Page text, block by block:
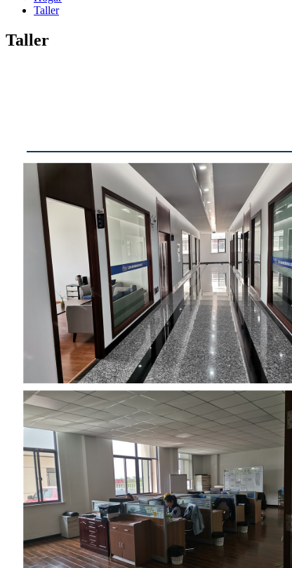
Taller
Taller